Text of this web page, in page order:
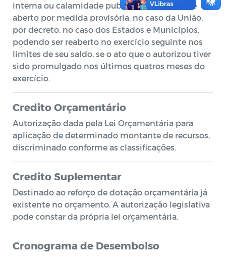
interna ou calamidade publica. É autorizado e
aberto por medida provisória, no caso da União,
por decreto, no caso dos Estados e Municípios,
podendo ser reaberto no exercício seguinte nos
limites de seu saldo, se o ato que o autorizou tiver
sido promulgado nos últimos quatros meses do
exercício.
Credito Orçamentário
Autorização dada pela Lei Orçamentária para
aplicação de determinado montante de recursos,
discriminado conforme as classificações.
Credito Suplementar
Destinado ao reforço de dotação orçamentária já
existente no orçamento. A autorização legislativa
pode constar da própria lei orçamentária.
Cronograma de Desembolso